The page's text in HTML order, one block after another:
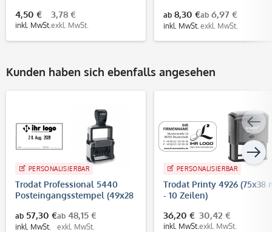
4,50 €
inkl. MwSt.
3,78 €
exkl. MwSt.
ab 8,30 €
inkl. MwSt.
ab 6,97 €
exkl. MwSt.
Kunden haben sich ebenfalls angesehen
PERSONALISIERBAR
Trodat Professional 5440
Posteingangsstempel (49x28
ab 57,30 €
inkl. MwSt.
ab 48,15 €
exkl. MwSt.
PERSONALISIERBAR
Trodat Printy 4926 (75x38
- 10 Zeilen)
36,20 €
inkl. MwSt.
30,42 €
exkl. MwSt.